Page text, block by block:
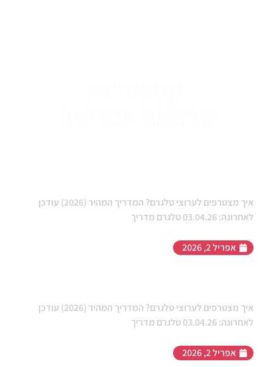
איך מצטרפים לערוצי טלגרם? המדריך המהיר (2026) עודכן
לאחרונה: 03.04.26 טלגרם מדריך
אפריל 2, 2026
איך מצטרפים לערוצי טלגרם? המדריך המהיר (2026) עודכן
לאחרונה: 03.04.26 טלגרם מדריך
אפריל 2, 2026